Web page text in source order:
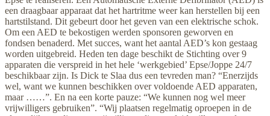
een draagbaar apparaat dat het hartritme weer kan herstellen bij een
hartstilstand. Dit gebeurt door het geven van een elektrische schok.
Om een AED te bekostigen werden sponsoren geworven en
fondsen benaderd. Met succes, want het aantal AED’s kon gestaag
worden uitgebreid. Heden ten dage beschikt de Stichting over 9
apparaten die verspreid in het hele ‘werkgebied’ Epse/Joppe 24/7
beschikbaar zijn. Is Dick te Slaa dus een tevreden man? “Enerzijds
wel, want we kunnen beschikken over voldoende AED apparaten,
maar ……”. En na een korte pauze: “We kunnen nog wel meer
vrijwilligers gebruiken”. “Wij plaatsen regelmatig oproepen in de